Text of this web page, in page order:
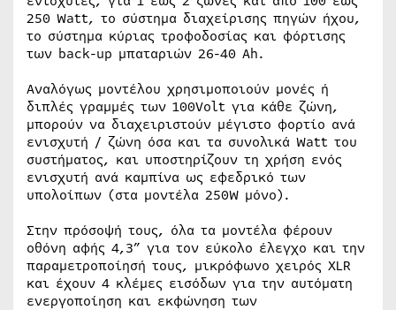
250 Watt, το σύστημα διαχείρισης πηγών ήχου,
το σύστημα κύριας τροφοδοσίας και φόρτισης
των back-up μπαταριών 26-40 Ah.
Αναλόγως μοντέλου χρησιμοποιούν μονές ή
διπλές γραμμές των 100Volt για κάθε ζώνη,
μπορούν να διαχειριστούν μέγιστο φορτίο ανά
ενισχυτή / ζώνη όσα και τα συνολικά Watt του
συστήματος, και υποστηρίζουν τη χρήση ενός
ενισχυτή ανά καμπίνα ως εφεδρικό των
υπολοίπων (στα μοντέλα 250W μόνο).
Στην πρόσοψή τους, όλα τα μοντέλα φέρουν
οθόνη αφής 4,3” για τον εύκολο έλεγχο και την
παραμετροποίησή τους, μικρόφωνο χειρός XLR
και έχουν 4 κλέμες εισόδων για την αυτόματη
ενεργοποίηση και εκφώνηση των